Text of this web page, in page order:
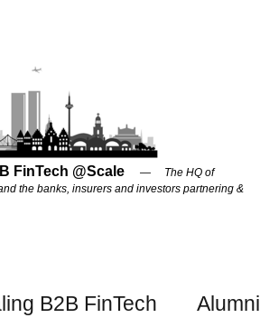
FinTech @Scale
The HQ of
the banks, insurers and investors partnering &
B2B FinTech Alumni